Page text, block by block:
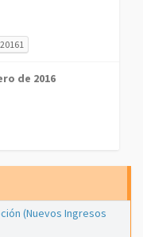
20161
de 2016
(Nuevos Ingresos